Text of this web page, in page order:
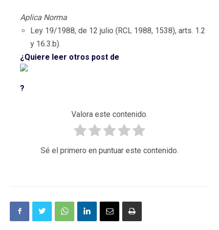
Aplica Norma
Ley 19/1988, de 12 julio (RCL 1988, 1538), arts. 1.2
y 16.3.b).
¿Quiere leer otros post de
?
Valora este contenido.
Sé el primero en puntuar este contenido.